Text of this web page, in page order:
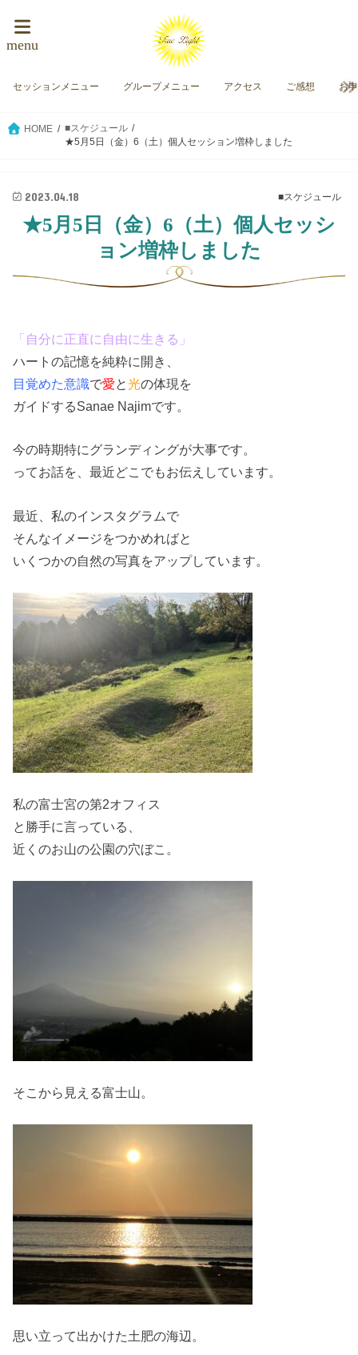
menu
セッションメニュー グループメニュー アクセス ご感想 お
HOME
■スケジュール
★5月5日（金）6（土）個人セッション増枠しました
■スケジュール
2023.04.18
★5月5日（金）6（土）個人セッシ
ョン増枠しました
「自分に正直に自由に生きる」
ハートの記憶を純粋に開き、
目覚めた意識で愛と光の体現を
ガイドするSanae Najimです。
今の時期特にグランディングが大事です。
ってお話を、最近どこでもお伝えしています。
最近、私のインスタグラムで
そんなイメージをつかめればと
いくつかの自然の写真をアップしています。
私の富士宮の第2オフィス
と勝手に言っている、
近くのお山の公園の穴ぼこ。
そこから見える富士山。
思い立って出かけた土肥の海辺。